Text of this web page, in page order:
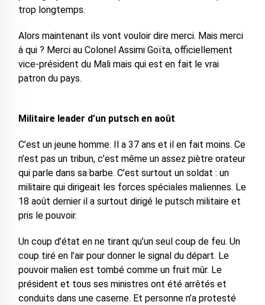
trop longtemps.
Alors maintenant ils vont vouloir dire merci. Mais merci
à qui ? Merci au Colonel Assimi Goïta, officiellement
vice-président du Mali mais qui est en fait le vrai
patron du pays.
Militaire leader d’un putsch en août
C’est un jeune homme. Il a 37 ans et il en fait moins. Ce
n’est pas un tribun, c’est même un assez piètre orateur
qui parle dans sa barbe. C’est surtout un soldat : un
militaire qui dirigeait les forces spéciales maliennes. Le
18 août dernier il a surtout dirigé le putsch militaire et
pris le pouvoir.
Un coup d’état en ne tirant qu’un seul coup de feu. Un
coup tiré en l’air pour donner le signal du départ. Le
pouvoir malien est tombé comme un fruit mûr. Le
président et tous ses ministres ont été arrêtés et
conduits dans une caserne. Et personne n’a protesté